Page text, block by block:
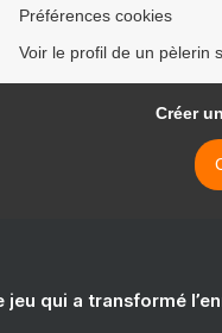
Préférences cookies
Voir le profil de un pèlerin
Créer
jeu qui a transformé